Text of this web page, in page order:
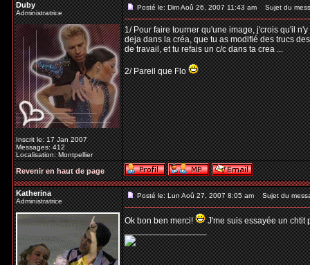
Duby
Administratrice
Inscrit le: 17 Jan 2007
Messages: 412
Localisation: Montpellier
Posté le: Dim Aoû 26, 2007 11:43 am Sujet du
1/ Pour faire tourner qu'une image, j'crois qu'il
deja dans la créa, que tu as modifié des trucs
de travail, et tu refais un c/c dans ta crea ...
2/ Pareil que Flo
Revenir en haut de page
Katherina
Administratrice
Posté le: Lun Aoû 27, 2007 8:05 am Sujet du
Ok bon ben merci!
J'me suis essayée un chtit
_________________